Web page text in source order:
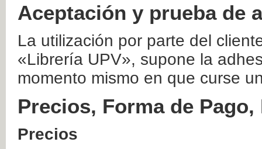
Aceptación y prueba de
La utilización por parte del
«Librería UPV», supone la
momento mismo en que curse
Precios, Forma de
Precios